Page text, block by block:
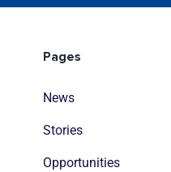
Pages
News
Stories
Opportunities